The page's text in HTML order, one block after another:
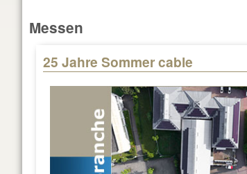
Messen
25 Jahre Sommer cable
Pages